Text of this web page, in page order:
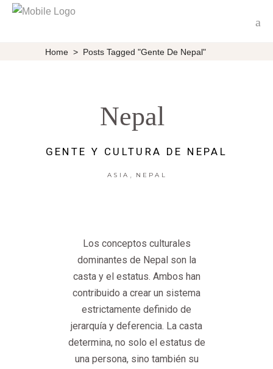
Home > Posts Tagged "Gente De Nepal"
Nepal
GENTE Y CULTURA DE NEPAL
ASIA , NEPAL
Los conceptos culturales
dominantes de Nepal son la
casta y el estatus. Ambos han
contribuido a crear un sistema
estrictamente definido de
jerarquía y deferencia. La casta
determina, no solo el estatus de
una persona, sino también su